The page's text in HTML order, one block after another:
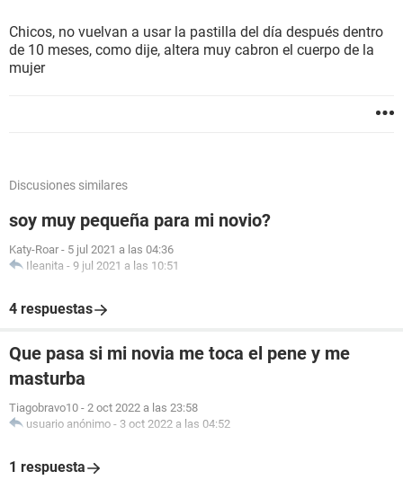
Chicos, no vuelvan a usar la pastilla del día después dentro
de 10 meses, como dije, altera muy cabron el cuerpo de la
mujer
Discusiones similares
soy muy pequeña para mi novio?
Katy-Roar - 5 jul 2021 a las 04:36
Ileanita - 9 jul 2021 a las 10:51
4 respuestas
Que pasa si mi novia me toca el pene y me
masturba
Tiagobravo10 - 2 oct 2022 a las 23:58
usuario anónimo - 3 oct 2022 a las 04:52
1 respuesta